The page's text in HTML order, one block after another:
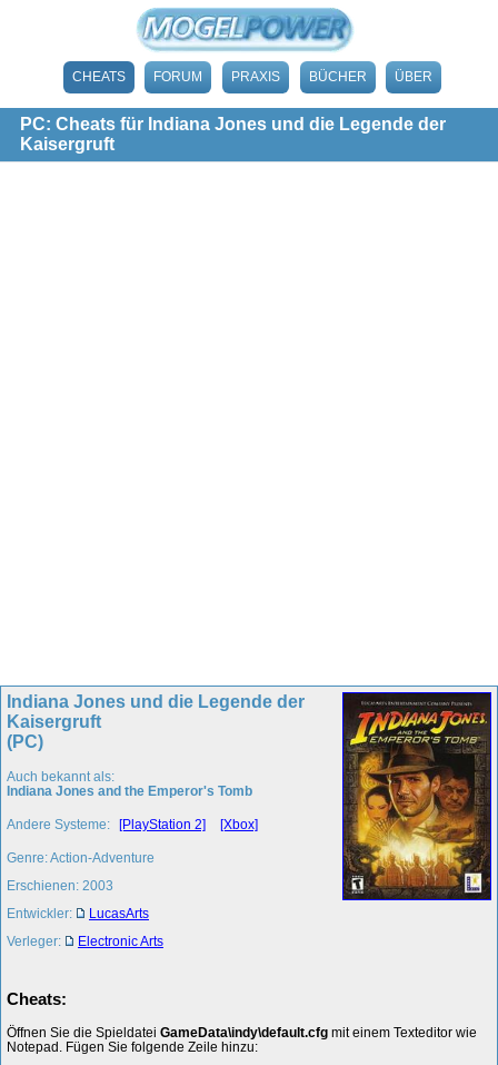
CHEATS FORUM PRAXIS BÜCHER ÜBER
PC: Cheats für Indiana Jones und die Legende der
Kaisergruft
Indiana Jones und die Legende der
Kaisergruft
(PC)
Auch bekannt als:
Indiana Jones and the Emperor's Tomb
Andere Systeme: [PlayStation 2] [Xbox]
Genre: Action-Adventure
Erschienen: 2003
Entwickler:
LucasArts
Verleger:
Electronic Arts
Cheats:
Öffnen Sie die Spieldatei GameData\indy\default.cfg mit einem Texteditor wie
Notepad. Fügen Sie folgende Zeile hinzu: